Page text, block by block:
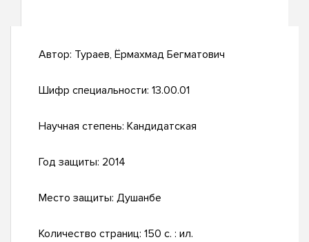
Автор: Тураев, Ёрмахмад Бегматович
Шифр специальности: 13.00.01
Научная степень: Кандидатская
Год защиты: 2014
Место защиты: Душанбе
Количество страниц: 150 с. : ил.